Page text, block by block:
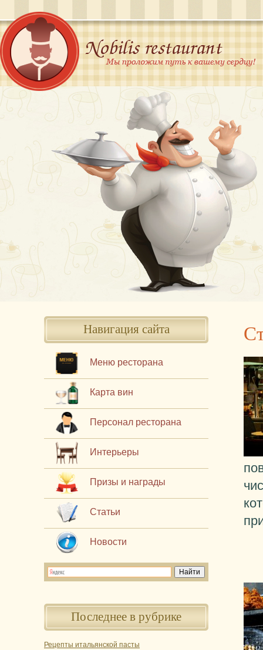
Навигация сайта
Меню ресторана
Карта вин
Персонал ресторана
Интерьеры
Призы и награды
Статьи
Новости
Последнее в рубрике
Рецепты итальянской пасты